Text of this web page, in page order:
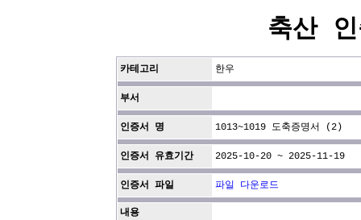
축산
카테고리 한우
부서
인증서 명 1013~1019 도축증명서 (2)
인증서 유효기간 2025-10-20 ~ 2025-11-19
인증서 파일 파일 다운로드
내용